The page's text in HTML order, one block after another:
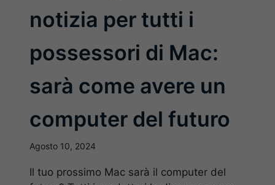
notizia per tutti i
possessori di Mac:
sarà come avere un
computer del futuro
Agosto 10, 2024
Il tuo prossimo Mac sarà il computer del